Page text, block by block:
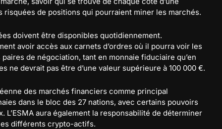
de positions qui pourraient miner les marchés.
doivent être disponibles quotidiennement.
avoir accès aux carnets d’ordres où il pourra voir les
de négociation, tant en monnaie fiduciaire qu’en
ne devrait pas être d’une valeur supérieure à 100 000 €.
des marchés financiers comme principal
dans le bloc des 27 nations, avec certains pouvoirs
aura également la responsabilité de déterminer
différents crypto-actifs.